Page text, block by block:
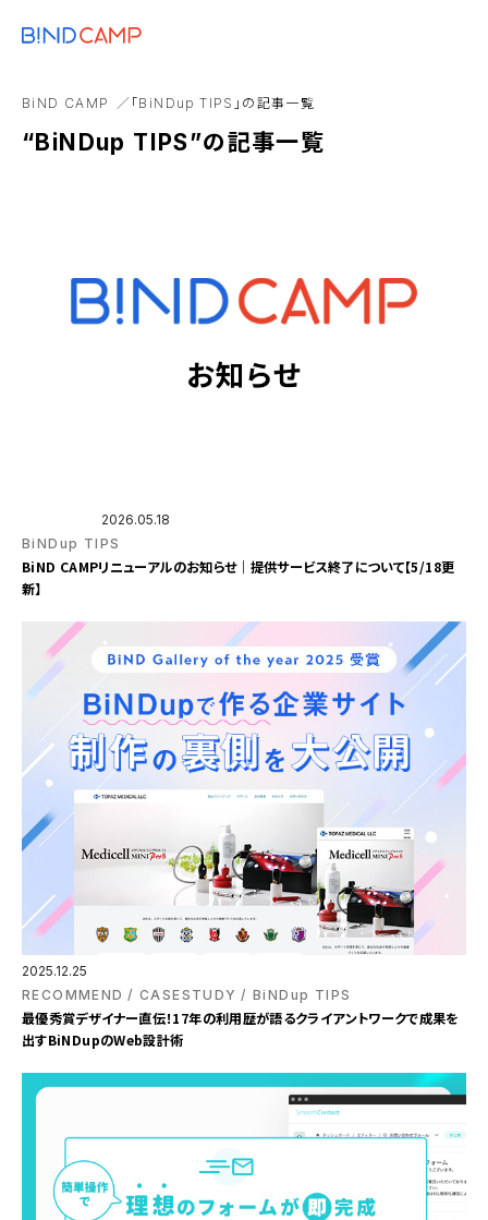
Webマーケティング
アコーディオンブロック
BiND CAMP 「BiNDup TIPS」の記事一覧
“BiNDup TIPS”の記事一覧
2026.05.18
BiNDup TIPS
BiND CAMPリニューアルのお知らせ｜提供サービス終了について【5/18更
新】
2025.12.25
RECOMMEND
CASESTUDY BiNDup TIPS
最優秀賞デザイナー直伝！17年の利用歴が語るクライアントワークで成果を
出すBiNDupのWeb設計術